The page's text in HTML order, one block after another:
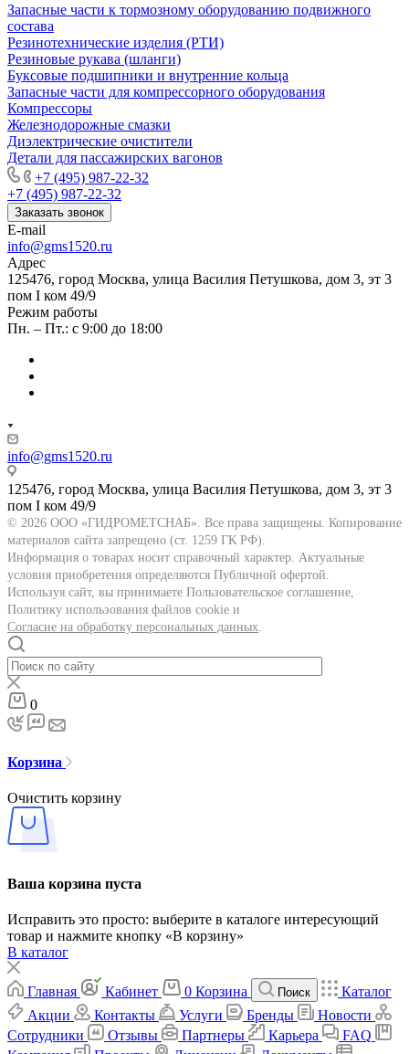
Запасные части к тормозному оборудованию подвижного
состава
Резинотехнические изделия (РТИ)
Резиновые рукава (шланги)
Буксовые подшипники и внутренние кольца
Запасные части для компрессорного оборудования
Компрессоры
Железнодорожные смазки
Диэлектрические очистители
Детали для пассажирских вагонов
+7 (495) 987-22-32
+7 (495) 987-22-32
Заказать звонок
E-mail
info@gms1520.ru
Адрес
125476, город Москва, улица Василия Петушкова, дом 3, эт 3
пом I ком 49/9
Режим работы
Пн. – Пт.: с 9:00 до 18:00
info@gms1520.ru
125476, город Москва, улица Василия Петушкова, дом 3, эт 3
пом I ком 49/9
© 2026 ООО «ГИДРОМЕТСНАБ». Все права защищены. Копирование
материалов сайта запрещено (ст. 1259 ГК РФ).
Информация о товарах носит справочный характер. Актуальные
условия приобретения определяются Публичной офертой.
Используя сайт, вы принимаете Пользовательское соглашение,
Политику использования файлов cookie и
Согласие на обработку персональных данных
0
Корзина
Очистить корзину
Ваша корзина пуста
Исправить это просто: выберите в каталоге интересующий
товар и нажмите кнопку «В корзину»
В каталог
Главная Кабинет 0 Корзина Поиск
Каталог
Акции
Контакты Услуги Бренды
Новости
Сотрудники
Отзывы Партнеры Карьера
FAQ